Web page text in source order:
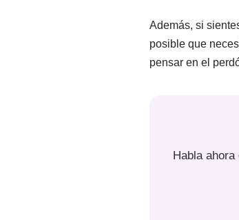
Además, si
posible que
pensar en el
Habla